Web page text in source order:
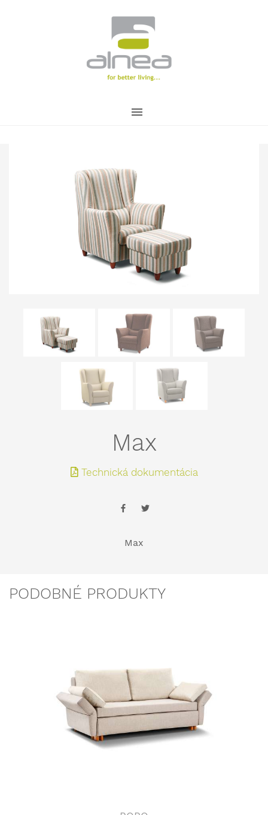
Max
Technická dokumentácia
Max
PODOBNÉ PRODUKTY